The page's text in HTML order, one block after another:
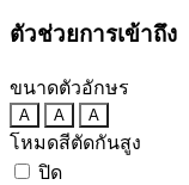
ตัวช่วยการเข้าถึง
ขนาดตัวอักษร
A A A
โหมดสีตัดกันสูง
ปิด